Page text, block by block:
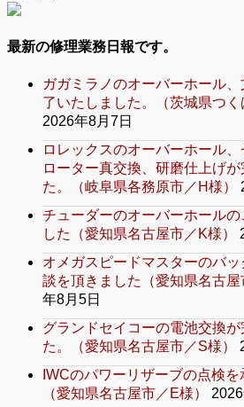
最新の修理業務日報です。
ガガミラノのオーバーホール
了いたしました。（茨城県つく
2026年8月7日
ロレックスのオーバーホール、
ローター真交換、研磨仕上げ
た。（岐阜県各務原市／H様）
チューダーのオーバーホールの
した（愛知県名古屋市／K様）
オメガスピードマスターのバ
談を頂きました（愛知県名古屋
年8月5日
グランドセイコーの電池交換
た。（愛知県名古屋市／S様）
IWCのパワーリザーブの点検を
（愛知県名古屋市／E様）